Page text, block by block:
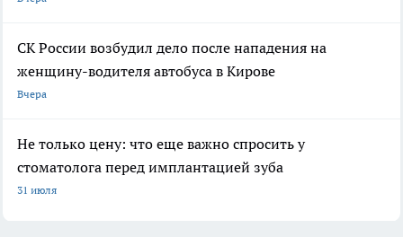
СК России возбудил дело после нападения на
женщину-водителя автобуса в Кирове
Вчера
Не только цену: что еще важно спросить у
стоматолога перед имплантацией зуба
31 июля